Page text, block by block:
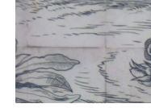
1
V
7